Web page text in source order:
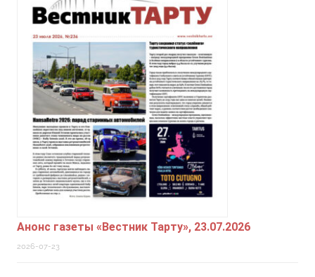
Анонс газеты «Вестник Тарту», 23.07.2026
2026-07-23